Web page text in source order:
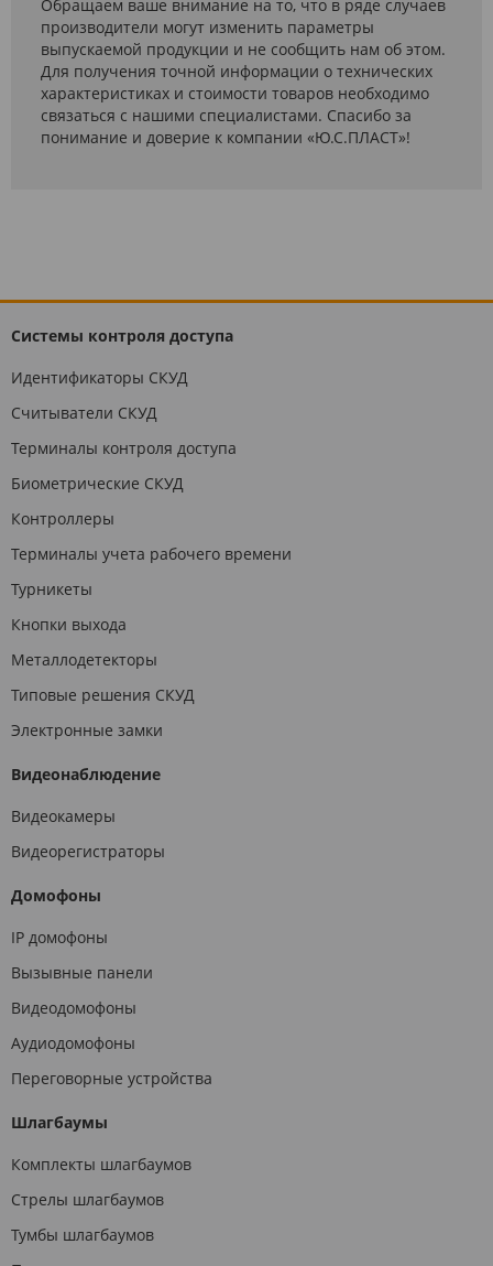
Обращаем ваше внимание на то, что в ряде случаев
производители могут изменить параметры
выпускаемой продукции и не сообщить нам об этом.
Для получения точной информации о технических
характеристиках и стоимости товаров необходимо
связаться с нашими специалистами. Спасибо за
понимание и доверие к компании «Ю.С.ПЛАСТ»!
Системы контроля доступа
Идентификаторы СКУД
Считыватели СКУД
Терминалы контроля доступа
Биометрические СКУД
Контроллеры
Терминалы учета рабочего времени
Турникеты
Кнопки выхода
Металлодетекторы
Типовые решения СКУД
Электронные замки
Видеонаблюдение
Видеокамеры
Видеорегистраторы
Домофоны
IP домофоны
Вызывные панели
Видеодомофоны
Аудиодомофоны
Переговорные устройства
Шлагбаумы
Комплекты шлагбаумов
Стрелы шлагбаумов
Тумбы шлагбаумов